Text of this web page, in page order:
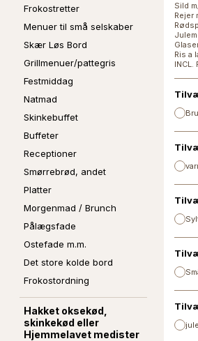
Frokostretter
Menuer til små selskaber
Skær Løs Bord
Grillmenuer/pattegris
Festmiddag
Natmad
Skinkebuffet
Buffeter
Receptioner
Smørrebrød, andet
Platter
Morgenmad / Brunch
Pålægsfade
Ostefade m.m.
Det store kolde bord
Frokostordning
Hakket oksekød,
skinkekød eller
Hjemmelavet medister
Sild
Rejer
Ris a
INCL.